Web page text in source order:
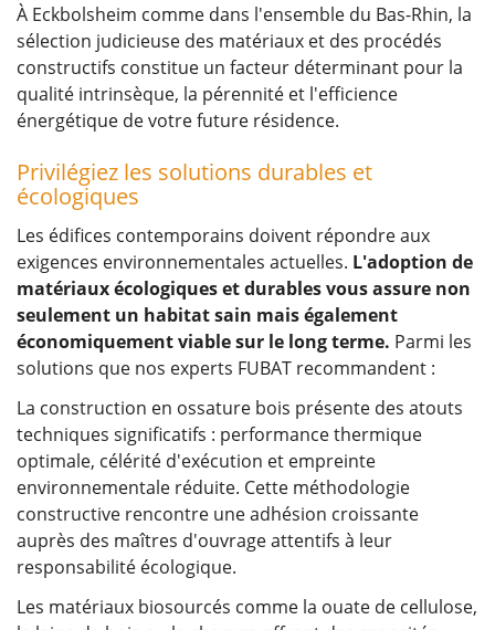
À Eckbolsheim comme dans l'ensemble du Bas-Rhin, la
sélection judicieuse des matériaux et des procédés
constructifs constitue un facteur déterminant pour la
qualité intrinsèque, la pérennité et l'efficience
énergétique de votre future résidence.
Privilégiez les solutions durables et
écologiques
Les édifices contemporains doivent répondre aux
exigences environnementales actuelles. L'adoption de
matériaux écologiques et durables vous assure non
seulement un habitat sain mais également
économiquement viable sur le long terme. Parmi les
solutions que nos experts FUBAT recommandent :
La construction en ossature bois présente des atouts
techniques significatifs : performance thermique
optimale, célérité d'exécution et empreinte
environnementale réduite. Cette méthodologie
constructive rencontre une adhésion croissante
auprès des maîtres d'ouvrage attentifs à leur
responsabilité écologique.
Les matériaux biosourcés comme la ouate de cellulose,